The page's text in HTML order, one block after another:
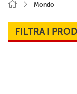
Mondo
FILTRA I